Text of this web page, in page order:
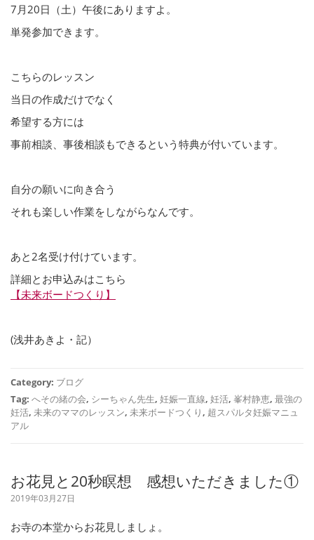
7月20日（土）午後にありますよ。
単発参加できます。
こちらのレッスン
当日の作成だけでなく
希望する方には
事前相談、事後相談もできるという特典が付いています。
自分の願いに向き合う
それも楽しい作業をしながらなんです。
あと2名受け付けています。
詳細とお申込みはこちら
【未来ボードつくり】
(浅井あきよ・記）
Category: ブログ
Tag: へその緒の会, シーちゃん先生, 妊娠一直線, 妊活, 峯村静恵, 最強の
妊活, 未来のママのレッスン, 未来ボードつくり, 超スパルタ妊娠マニュ
アル
お花見と20秒瞑想 感想いただきました①
2019年03月27日
お寺の本堂からお花見しましょ。